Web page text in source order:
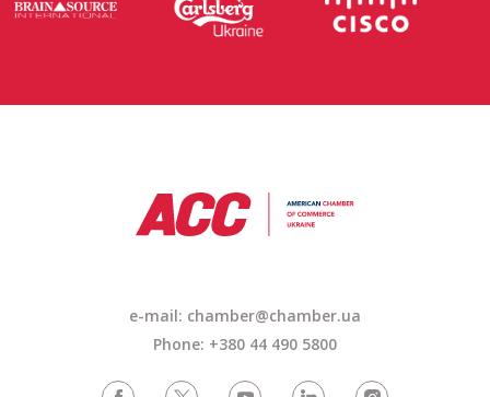
e-mail: chamber@chamber.ua
Phone: +380 44 490 5800